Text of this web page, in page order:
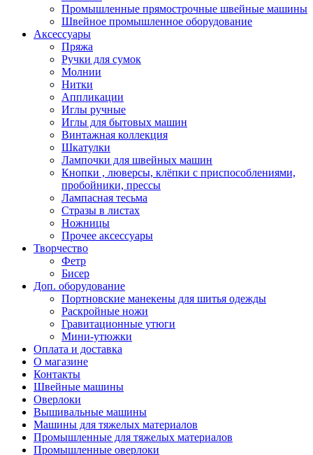
Промышленные прямострочные швейные машины
Швейное промышленное оборудование
Аксессуары
Пряжа
Ручки для сумок
Молнии
Нитки
Аппликации
Иглы ручные
Иглы для бытовых машин
Винтажная коллекция
Шкатулки
Лампочки для швейных машин
Кнопки , люверсы, клёпки с приспособлениями,
пробойники, прессы
Лампасная тесьма
Стразы в листах
Ножницы
Прочее аксессуары
Творчество
Фетр
Бисер
Доп. оборудование
Портновские манекены для шитья одежды
Раскройные ножи
Гравитационные утюги
Мини-утюжки
Оплата и доставка
О магазине
Контакты
Швейные машины
Оверлоки
Вышивальные машины
Машины для тяжелых материалов
Промышленные для тяжелых материалов
Промышленные оверлоки